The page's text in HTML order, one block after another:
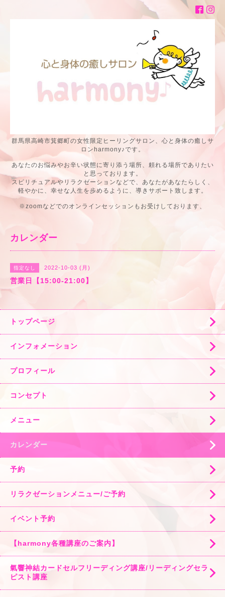
群馬県高崎市箕郷町の女性限定ヒーリングサロン、心と身体の癒しサ
ロンharmony♪です。
あなたのお悩みやお辛い状態に寄り添う場所、頼れる場所でありたい
と思っております。
スピリチュアルやリラクゼーションなどで、あなたがあなたらしく、
軽やかに、幸せな人生を歩めるように、導きサポート致します。
※zoomなどでのオンラインセッションもお受けしております、
カレンダー
指定なし 2022-10-03 (月)
営業日【15:00-21:00】
トップページ
インフォメーション
プロフィール
コンセプト
メニュー
カレンダー
予約
リラクゼーションメニュー/ご予約
イベント予約
【harmony各種講座のご案内】
氣響神結カードセルフリーディング講座/リーディングセラ
ピスト講座